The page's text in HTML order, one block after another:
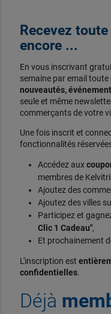
Recevez
encore ...
En vous inscrivant
semaine par email
nouveautés,
seule et même
commerçants de votre
Une fois inscrit et
fonctionnalités
Accédez aux
membres de
Ajoutez des
Ajoutez des villes
Participez et
Clic 1 Cadeau",
Et prochainement
L'inscription est
confidentielles.
Déjà